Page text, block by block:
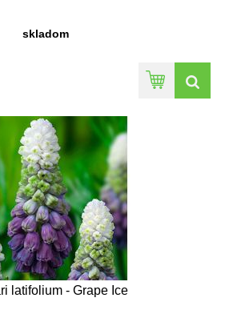
skladom
latifolium - Grape Ice